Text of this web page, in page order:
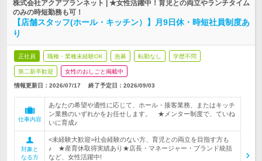
株式会社アクアプランネット | ★女性活躍中！育児との両立やランチタイム
のみの時短勤務も可！
【店舗スタッフ(ホール・キッチン）】月9日休・時短社員制度あ
り
正社員 職種・業種未経験OK 急募 転勤なし 学歴不問
第二新卒歓迎 女性のおしごと掲載中
情報更新日：2026/07/17 終了予定日： 2026/09/03
仕事内容
あなたの希望や適性に応じて、ホール・接客業務、またはキッチ
ン業務のいずれかをお任せします。 ★メンター制度で、ていね
いに育成♪
対象と
なる方
<未経験大歓迎>社会経験のない方、育児との両立を目指す方も
♪ ★産育休取得実績あり★店長・マネージャー・ブランド統括
など、女性活躍中!